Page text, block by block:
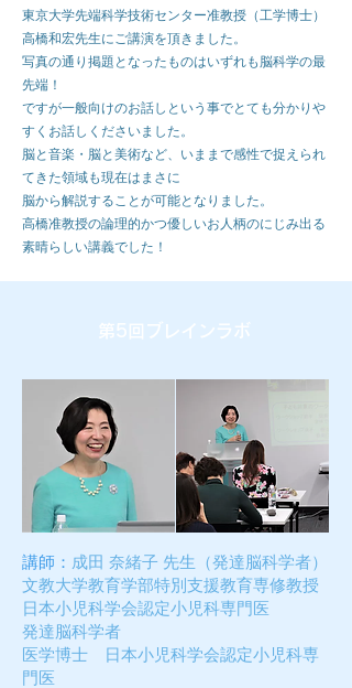
東京大学先端科学技術センター准教授（工学博士）
高橋和宏先生にご講演を頂きました。
写真の通り掲題となったものはいずれも脳科学の最
先端！
ですが一般向けのお話しという事でとても分かりや
すくお話しくださいました。
脳と音楽・脳と美術など、いままで感性で捉えられ
てきた領域も現在はまさに
脳から解説することが可能となりました。
高橋准教授の論理的かつ優しいお人柄のにじみ出る
素晴らしい講義でした！
第5回ブレインラボ
講師： 成田 奈緒子 先生 （発達脳科学者）
文教大学教育学部特別支援教育専修教授
日本小児科学会認定小児科専門医
発達脳科学者
医学博士 日本小児科学会認定小児科専
門医